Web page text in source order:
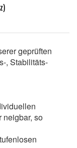
geprüften
, Stabilitäts-
neigbar, so